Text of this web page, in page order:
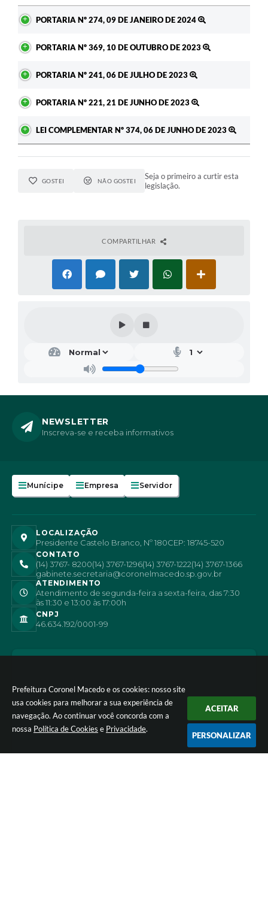
Prefeitura Coronel Macedo e os cookies: nosso site
usa cookies para melhorar a sua experiência de
navegação. Ao continuar você concorda com a
nossa Política de Cookies e Privacidade.
ACEITAR
PERSONALIZAR
PORTARIA Nº 274, 09 DE JANEIRO DE 2024
PORTARIA Nº 369, 10 DE OUTUBRO DE 2023
PORTARIA Nº 241, 06 DE JULHO DE 2023
PORTARIA Nº 221, 21 DE JUNHO DE 2023
LEI COMPLEMENTAR Nº 374, 06 DE JUNHO DE 2023
GOSTEI NÃO GOSTEI
Seja o primeiro a curtir esta
legislação.
COMPARTILHAR
NEWSLETTER
Inscreva-se e receba informativos
Munícipe Empresa Servidor
LOCALIZAÇÃO
Presidente Castelo Branco, Nº 180CEP: 18745-520
CONTATO
(14) 3767- 8200(14) 3767-1296(14) 3767-1222(14) 3767-1366
gabinete.secretaria@coronelmacedo.sp.gov.br
ATENDIMENTO
Atendimento de segunda-feira a sexta-feira, das 7:30
às 11:30 e 13:00 às 17:00h
CNPJ
46.634.192/0001-99